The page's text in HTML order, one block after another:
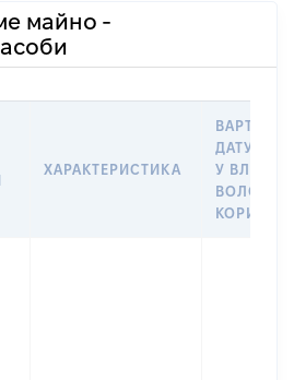
майно -
ХАРАКТЕРИСТИКА
ВАРТІСТЬ
ДАТУ
У